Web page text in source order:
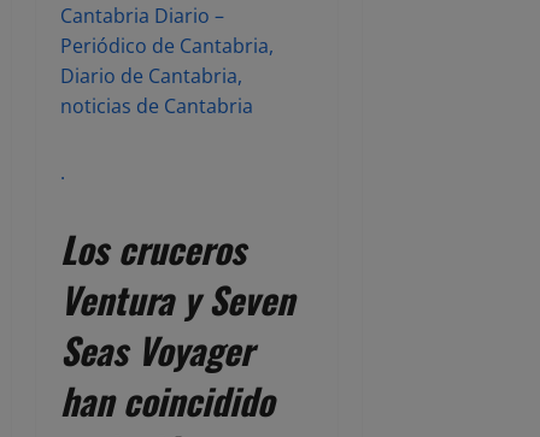
Cantabria Diario –
Periódico de Cantabria,
Diario de Cantabria,
noticias de Cantabria
.
Los cruceros
Ventura y Seven
Seas Voyager
han coincidido